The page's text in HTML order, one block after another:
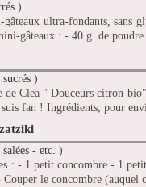
)
ultra-fondants, sans
gâteaux : - 40 g. de
)
Clea " Douceurs citron
fan ! Ingrédients, pour
- etc. )
: - 1 petit concombre - 1
le concombre (auquel